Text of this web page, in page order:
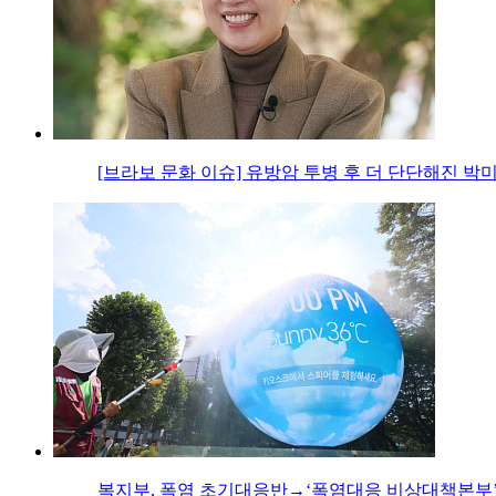
[브라보 문화 이슈] 유방암 투병 후 더 단단해진 박
복지부, 폭염 초기대응반→‘폭염대응 비상대책본부